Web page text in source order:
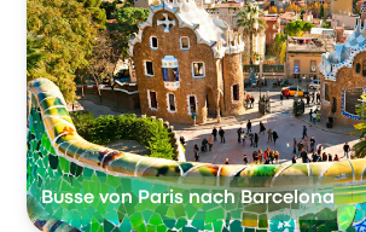
Busse von Paris nach Barcelona